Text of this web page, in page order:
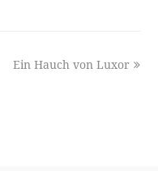
next
Ein Hauch von Luxor